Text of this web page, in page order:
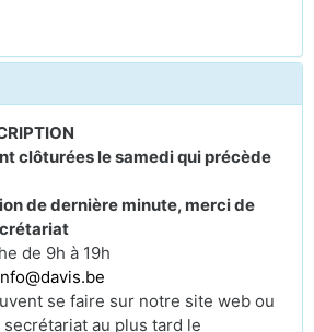
clôturées le samedi qui précède
de dernière minute, merci de
de 9h à 19h
se faire sur notre site web ou
au plus tard le